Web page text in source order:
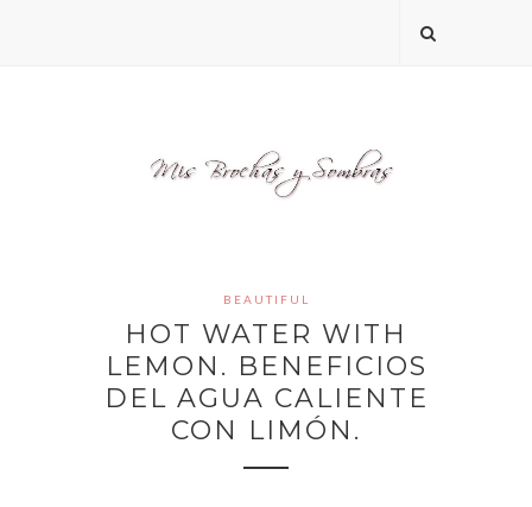
BEAUTIFUL
HOT WATER WITH
LEMON. BENEFICIOS
DEL AGUA CALIENTE
CON LIMÓN.